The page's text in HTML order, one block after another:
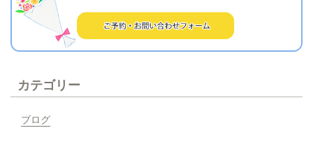
カテゴリー
ブログ